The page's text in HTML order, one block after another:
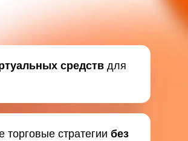
средствдля
торговые стратегии без